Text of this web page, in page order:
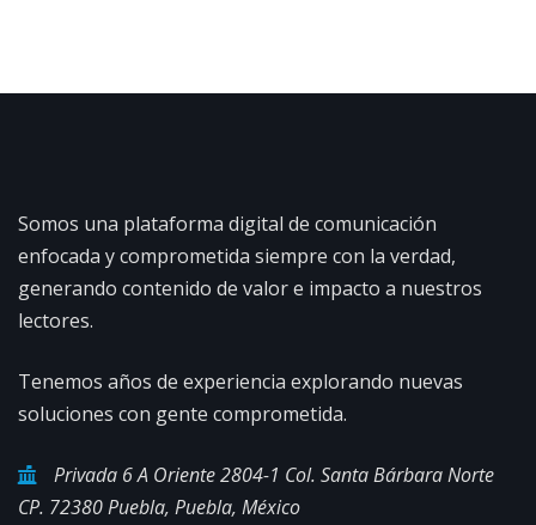
Somos una plataforma digital de comunicación
enfocada y comprometida siempre con la verdad,
generando contenido de valor e impacto a nuestros
lectores.
Tenemos años de experiencia explorando nuevas
soluciones con gente comprometida.
Privada 6 A Oriente 2804-1 Col. Santa Bárbara Norte
CP. 72380 Puebla, Puebla, México